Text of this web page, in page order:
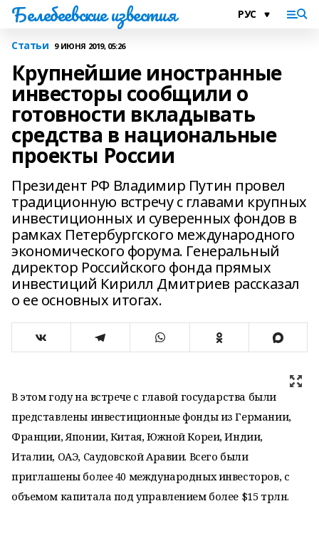
Белебеевские известия
Статьи 9 ИЮНЯ 2019, 05:26
Крупнейшие иностранные
инвесторы сообщили о
готовности вкладывать
средства в национальные
проекты России
Президент РФ Владимир Путин провел
традиционную встречу с главами крупных
инвестиционных и суверенных фондов в
рамках Петербургского международного
экономического форума. Генеральный
директор Российского фонда прямых
инвестиций Кирилл Дмитриев рассказал
о ее основных итогах.
В этом году на встрече с главой государства были
представлены инвестиционные фонды из Германии,
Франции, Японии, Китая, Южной Кореи, Индии,
Италии, ОАЭ, Саудовской Аравии. Всего были
приглашены более 40 международных инвесторов, с
объемом капитала под управлением более $15 трлн.